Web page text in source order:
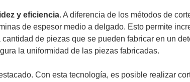
y eficiencia. A diferencia de los métodos de
de espesor medio a delgado. Esto permite
de piezas que se pueden fabricar en un
la uniformidad de las piezas fabricadas.
Con esta tecnología, es posible realizar